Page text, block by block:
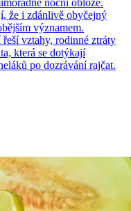
že i zdánlivě obyčejný
významem.
vztahy, rodinné ztráty
která se dotýkají
po dozrávání rajčat.